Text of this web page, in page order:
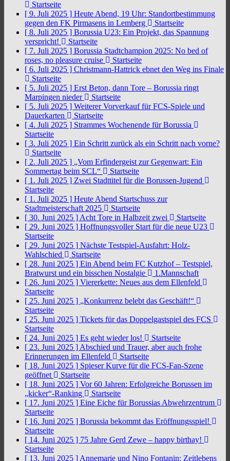
Startseite
[ 9. Juli 2025 ] Heute Abend, 19 Uhr: Standortbestimmung
gegen den FK Pirmasens in Lemberg
Startseite
[ 8. Juli 2025 ] Borussia U23: Ein Projekt, das Spannung
verspricht!
Startseite
[ 7. Juli 2025 ] Borussia Stadtchampion 2025: No bed of
roses, no pleasure cruise
Startseite
[ 6. Juli 2025 ] Christmann-Hattrick ebnet den Weg ins Finale
Startseite
[ 5. Juli 2025 ] Erst Beton, dann Tore – Borussia ringt
Marpingen nieder
Startseite
[ 5. Juli 2025 ] Weiterer Vorverkauf für FCS-Spiele und
Dauerkarten
Startseite
[ 4. Juli 2025 ] Strammes Wochenende für Borussia
Startseite
[ 3. Juli 2025 ] Ein Schritt zurück als ein Schritt nach vorne?
Startseite
[ 2. Juli 2025 ] „Vom Erfindergeist zur Gegenwart: Ein
Sommertag beim SCL“
Startseite
[ 1. Juli 2025 ] Zwei Stadttitel für die Borussen-Jugend
Startseite
[ 1. Juli 2025 ] Heute Abend Startschuss zur
Stadtmeisterschaft 2025
Startseite
[ 30. Juni 2025 ] Acht Tore in Halbzeit zwei
Startseite
[ 29. Juni 2025 ] Hoffnungsvoller Start für die neue U23
Startseite
[ 29. Juni 2025 ] Nächste Testspiel-Ausfahrt: Holz-
Wahlschied
Startseite
[ 28. Juni 2025 ] Ein Abend beim FC Kutzhof – Testspiel,
Bratwurst und ein bisschen Nostalgie
1.Mannschaft
[ 26. Juni 2025 ] Viererkette: Neues aus dem Ellenfeld
Startseite
[ 25. Juni 2025 ] „Konkurrenz belebt das Geschäft!“
Startseite
[ 25. Juni 2025 ] Tickets für das Doppelgastspiel des FCS
Startseite
[ 24. Juni 2025 ] Es geht wieder los!
Startseite
[ 23. Juni 2025 ] Abschied und Trauer, aber auch frohe
Erinnerungen im Ellenfeld
Startseite
[ 18. Juni 2025 ] Spieser Kurve für die FCS-Fan-Szene
geöffnet
Startseite
[ 18. Juni 2025 ] Vor 60 Jahren: Erfolgreiche Borussen im
„kicker“-Ranking
Startseite
[ 17. Juni 2025 ] Eine Eiche für Borussias Abwehrzentrum
Startseite
[ 16. Juni 2025 ] Borussia bekommt das Eröffnungsspiel!
Startseite
[ 14. Juni 2025 ] 75 Jahre Gerd Zewe – happy birthay!
Startseite
[ 13. Juni 2025 ] Annemarie und Nino Fontanin: Zeitlebens